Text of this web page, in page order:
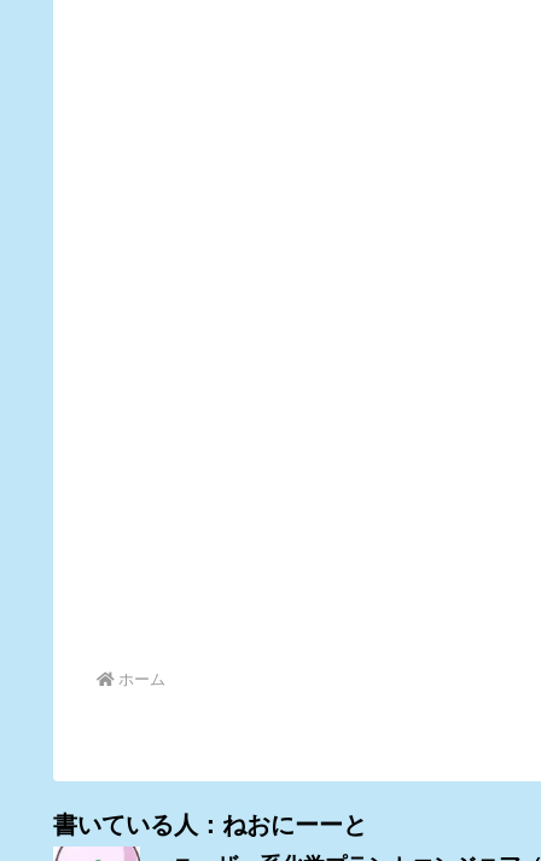
ホーム
書いている人：ねおにーーと